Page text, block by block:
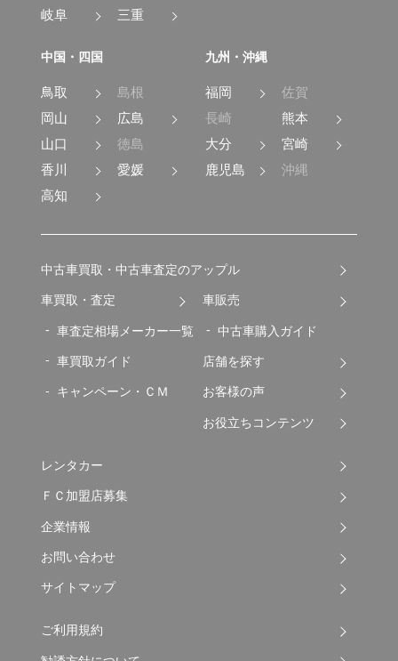
岐阜
三重
中国・四国
鳥取
島根
岡山
広島
山口
徳島
香川
愛媛
高知
九州・沖縄
福岡
佐賀
長崎
熊本
大分
宮崎
鹿児島
沖縄
中古車買取・中古車査定のアップル
車買取・査定
車査定相場メーカー一覧
車買取ガイド
キャンペーン・ＣＭ
車販売
中古車購入ガイド
店舗を探す
お客様の声
お役立ちコンテンツ
レンタカー
ＦＣ加盟店募集
企業情報
お問い合わせ
サイトマップ
ご利用規約